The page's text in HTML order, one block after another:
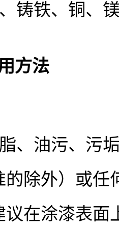
铸铁、铜、
方法
、油污、污
的除外）或任
议在涂漆表面